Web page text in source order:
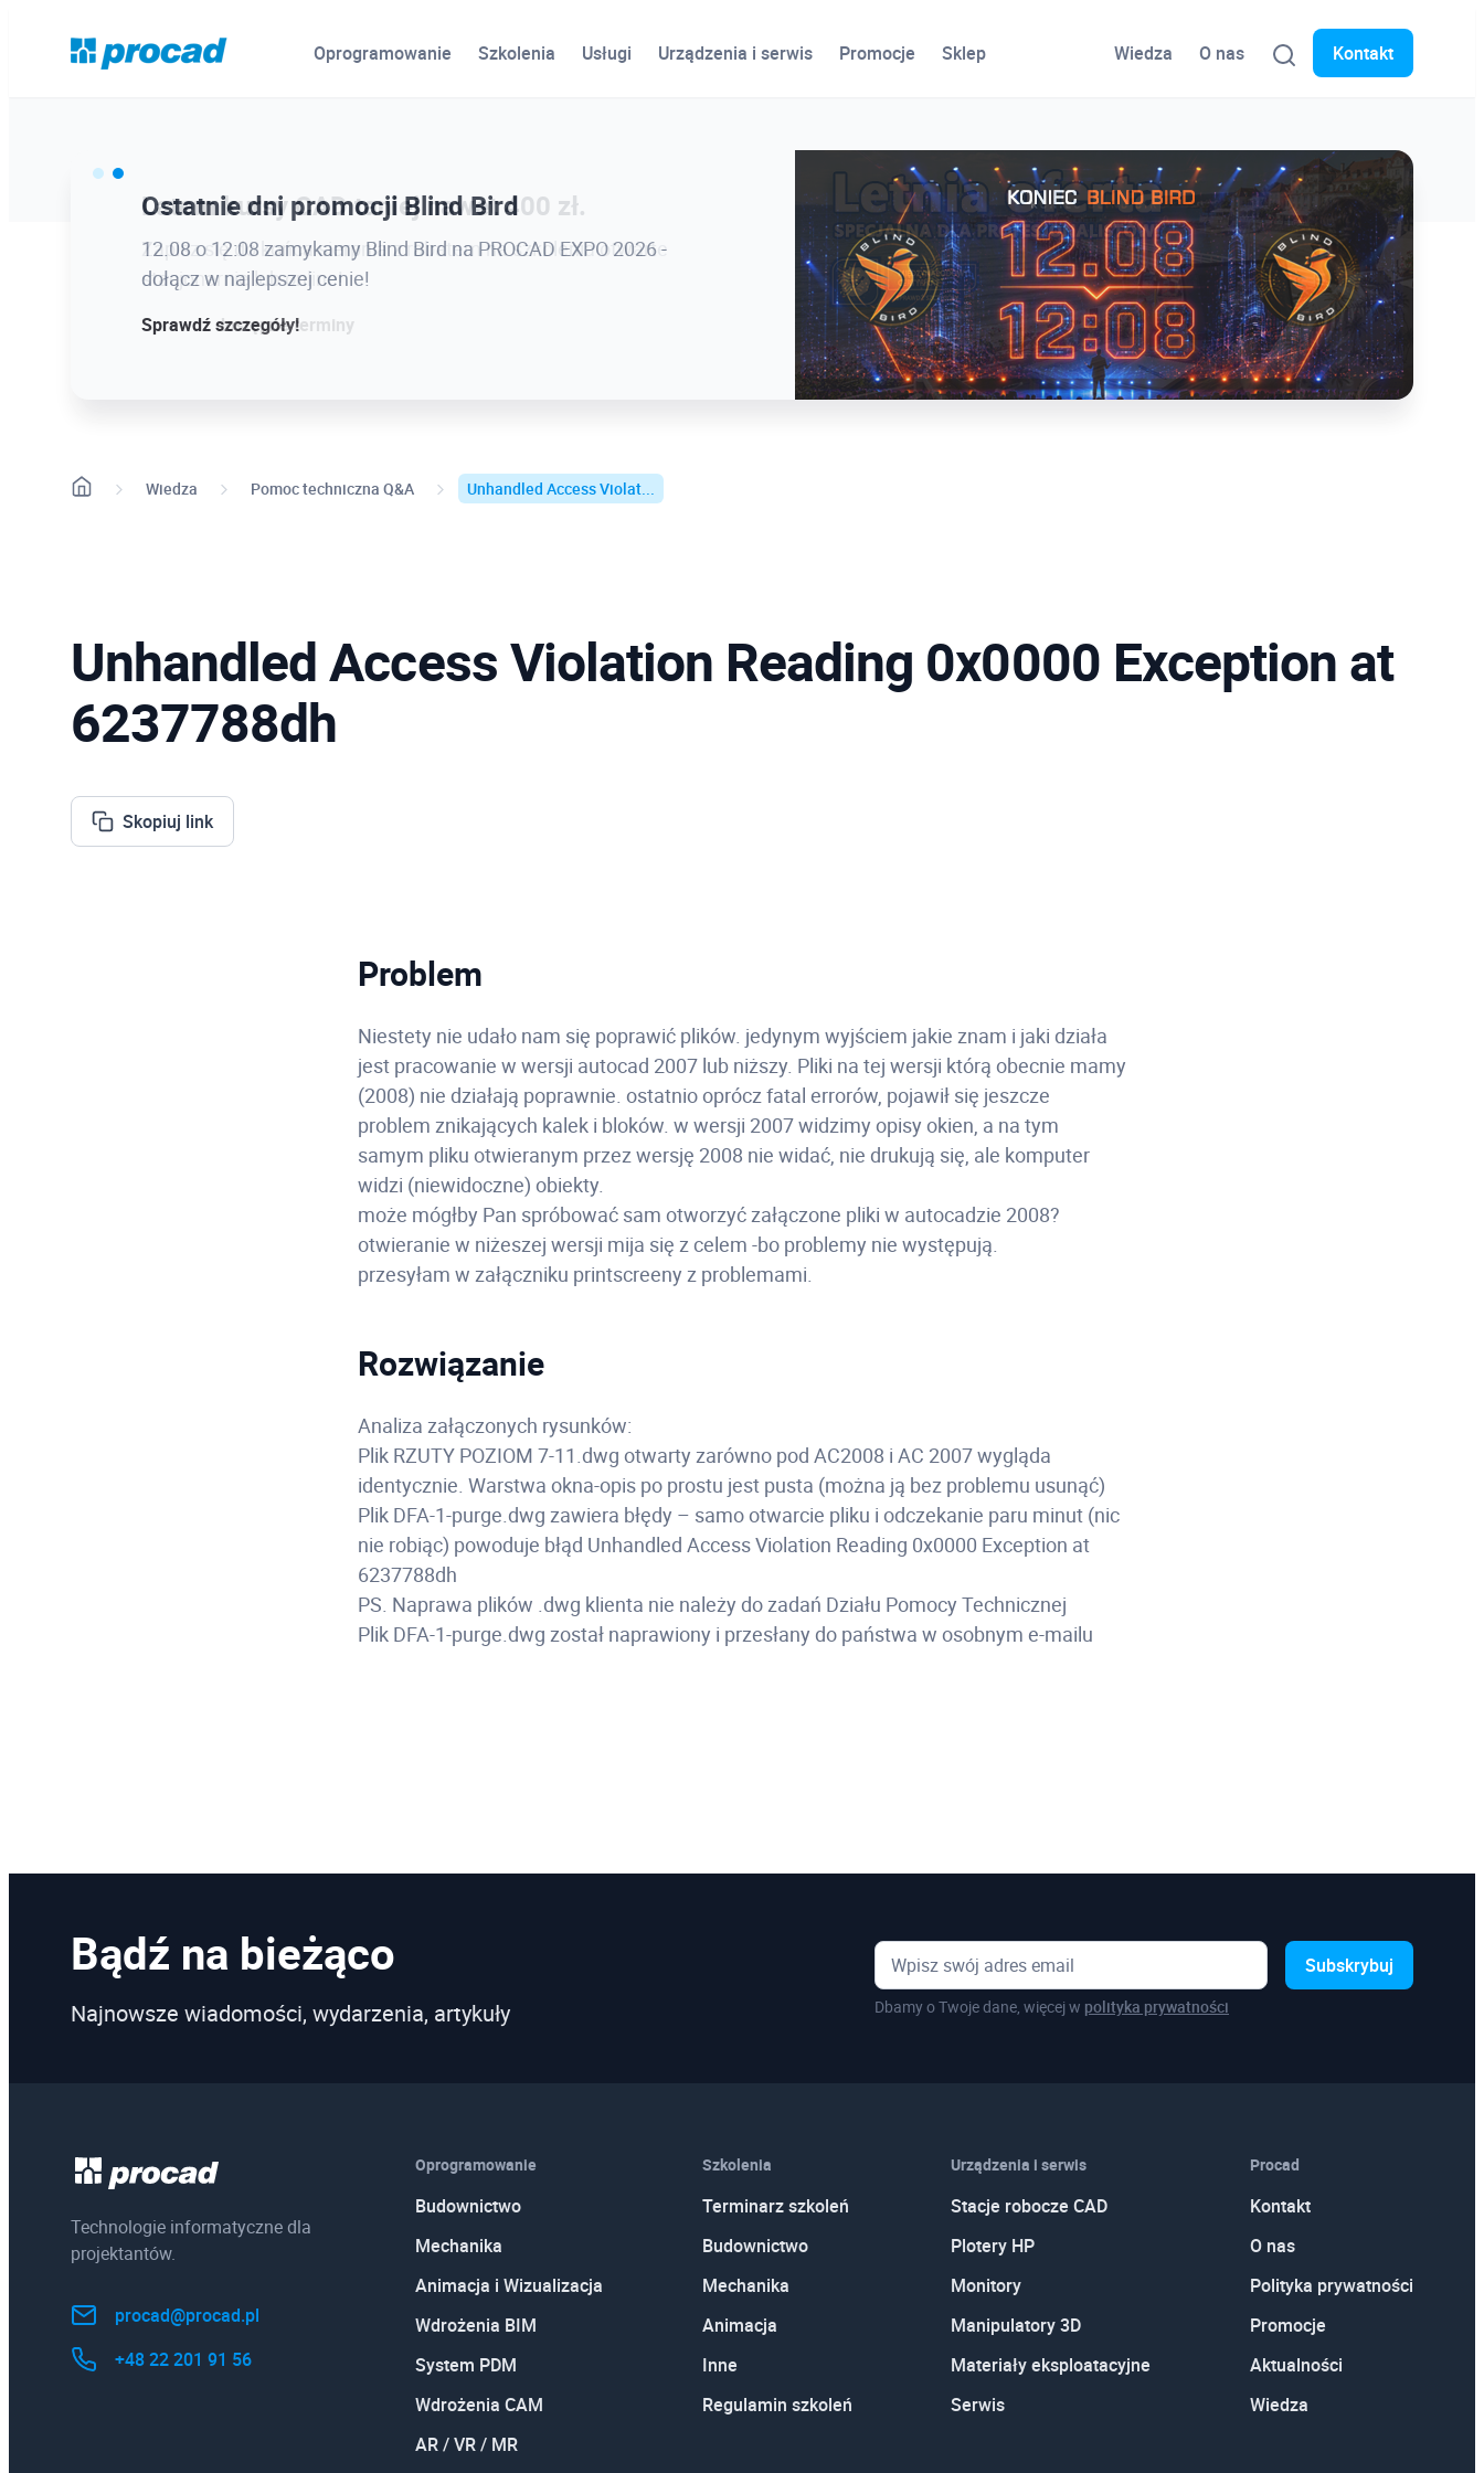
Oprogramowanie Szkolenia Usługi Urządzenia i serwis Promocje Sklep Wiedza O nas Kontakt
Ostatnie dni promocji Blind Bird
12.08 o 12:08 zamykamy Blind Bird na PROCAD EXPO 2026 -
dołącz w najlepszej cenie!
Sprawdź szczegóły!
Latem kursy CAD taniej nawet 400 zł.
Zapisz się do końca sierpnia z rabatem na szkolenia otwarte
stacjonarnie lub online!
Sprawdź dostępne terminy
Wiedza Pomoc techniczna Q&A Unhandled Access Violat...
Unhandled Access Violation Reading 0x0000 Exception at
6237788dh
Skopiuj link
Problem
Niestety nie udało nam się poprawić plików. jedynym wyjściem jakie znam i jaki działa
jest pracowanie w wersji autocad 2007 lub niższy. Pliki na tej wersji którą obecnie mamy
(2008) nie działają poprawnie. ostatnio oprócz fatal errorów, pojawił się jeszcze
problem znikających kalek i bloków. w wersji 2007 widzimy opisy okien, a na tym
samym pliku otwieranym przez wersję 2008 nie widać, nie drukują się, ale komputer
widzi (niewidoczne) obiekty.
może mógłby Pan spróbować sam otworzyć załączone pliki w autocadzie 2008?
otwieranie w niżeszej wersji mija się z celem -bo problemy nie występują.
przesyłam w załączniku printscreeny z problemami.
Rozwiązanie
Analiza załączonych rysunków:
Plik RZUTY POZIOM 7-11.dwg otwarty zarówno pod AC2008 i AC 2007 wygląda
identycznie. Warstwa okna-opis po prostu jest pusta (można ją bez problemu usunąć)
Plik DFA-1-purge.dwg zawiera błędy – samo otwarcie pliku i odczekanie paru minut (nic
nie robiąc) powoduje błąd Unhandled Access Violation Reading 0x0000 Exception at
6237788dh
PS. Naprawa plików .dwg klienta nie należy do zadań Działu Pomocy Technicznej
Plik DFA-1-purge.dwg został naprawiony i przesłany do państwa w osobnym e-mailu
Bądź na bieżąco
Najnowsze wiadomości, wydarzenia, artykuły
Subskrybuj
Dbamy o Twoje dane, więcej w polityka prywatności
Technologie informatyczne dla
projektantów.
procad@procad.pl
+48 22 201 91 56
Oprogramowanie
Budownictwo
Mechanika
Animacja i Wizualizacja
Wdrożenia BIM
System PDM
Wdrożenia CAM
AR / VR / MR
Szkolenia
Terminarz szkoleń
Budownictwo
Mechanika
Animacja
Inne
Regulamin szkoleń
Urządzenia i serwis
Stacje robocze CAD
Plotery HP
Monitory
Manipulatory 3D
Materiały eksploatacyjne
Serwis
Procad
Kontakt
O nas
Polityka prywatności
Promocje
Aktualności
Wiedza